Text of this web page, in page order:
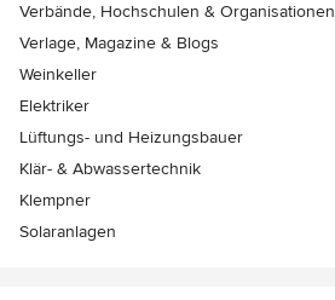
Verbände, Hochschulen & Organisationen
Verlage, Magazine & Blogs
Weinkeller
Elektriker
Lüftungs- und Heizungsbauer
Klär- & Abwassertechnik
Klempner
Solaranlagen